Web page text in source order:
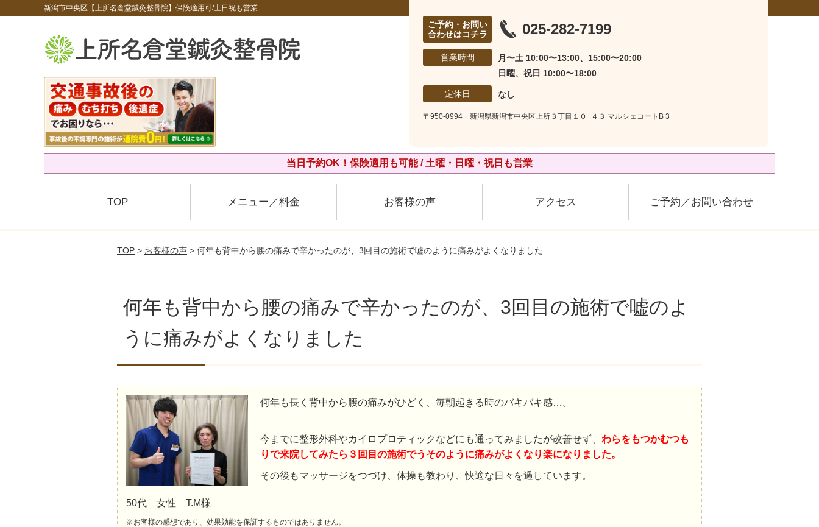
新潟市中央区【上所名倉堂鍼灸整骨院】保険適用可/土日祝も営業
ご予約・お問い
合わせはコチラ
025-282-7199
営業時間
月〜土 10:00〜13:00、15:00〜20:00
日曜、祝日 10:00〜18:00
定休日 なし
〒950-0994 新潟県新潟市中央区上所３丁目１０−４３ マルシェコートB 3
当日予約OK！保険適用も可能 / 土曜・日曜・祝日も営業
TOP メニュー／料金 お客様の声 アクセス ご予約／お問い合わせ
TOP > お客様の声 > 何年も背中から腰の痛みで辛かったのが、3回目の施術で嘘のように痛みがよくなりました
何年も背中から腰の痛みで辛かったのが、3回目の施術で嘘のよ
うに痛みがよくなりました
何年も長く背中から腰の痛みがひどく、毎朝起きる時のバキバキ感…。
今までに整形外科やカイロプロティックなどにも通ってみましたが改善せず、 わらをもつかむつも
りで来院してみたら３回目の施術でうそのように痛みがよ くなり楽になりました。
その後もマッサージをつづけ、体操も教わり、快適な日々を過しています。
50代 女性 T.M様
※お客様の感想であり、効果効能を保証するものではありません。